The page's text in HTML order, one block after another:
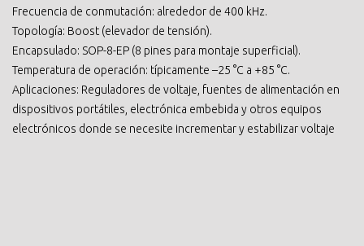
Frecuencia de conmutación: alrededor de 400 kHz.
Topología: Boost (elevador de tensión).
Encapsulado: SOP-8-EP (8 pines para montaje superficial).
Temperatura de operación: típicamente –25 °C a +85 °C.
Aplicaciones: Reguladores de voltaje, fuentes de alimentación en
dispositivos portátiles, electrónica embebida y otros equipos
electrónicos donde se necesite incrementar y estabilizar voltaje